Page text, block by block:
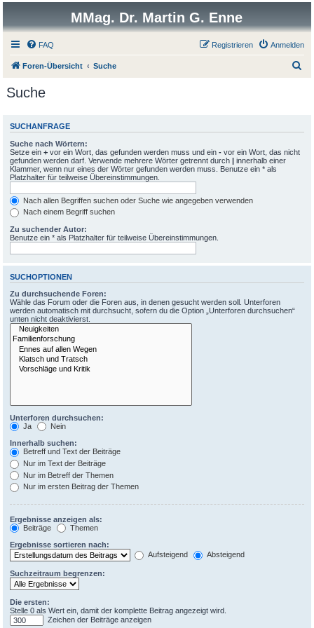
MMag. Dr. Martin G. Enne
FAQ Anmelden
Registrieren
Foren-Übersicht Suche
e
Suche
SUCHANFRAGE
Suche nach Wörtern:
Setze ein+ vor ein Wort, das gefunden werden muss und ein- vor ein Wort, das nicht
gefunden werden darf. Verwende mehrere Wörter getrennt durch| innerhalb einer
Klammer, wenn nur eines der Wörter gefunden werden muss. Benutze ein * als
Platzhalter für teilweise Übereinstimmungen.
Nach allen Begriffen suchen oder Suche wie angegeben verwenden
Nach einem Begriff suchen
Zu suchender Autor:
Benutze ein * als Platzhalter für teilweise Übereinstimmungen.
SUCHOPTIONEN
Zu durchsuchende Foren:
Wähle das Forum oder die Foren aus, in denen gesucht werden soll. Unterforen
werden automatisch mit durchsucht, sofern du die Option „Unterforen durchsuchen“
unten nicht deaktivierst.
Unterforen durchsuchen:
Ja
Nein
Innerhalb suchen:
Betreff und Text der Beiträge
Nur im Text der Beiträge
Nur im Betreff der Themen
Nur im ersten Beitrag der Themen
Ergebnisse anzeigen als:
Beiträge
Themen
Ergebnisse sortieren nach:
Aufsteigend
Absteigend
Suchzeitraum begrenzen:
Die ersten:
Stelle 0 als Wert ein, damit der komplette Beitrag angezeigt wird.
Zeichen der Beiträge anzeigen